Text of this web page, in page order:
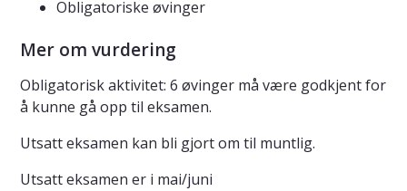
Obligatoriske øvinger
Mer om vurdering
Obligatorisk aktivitet: 6 øvinger må være godkjent for
å kunne gå opp til eksamen.
Utsatt eksamen kan bli gjort om til muntlig.
Utsatt eksamen er i mai/juni